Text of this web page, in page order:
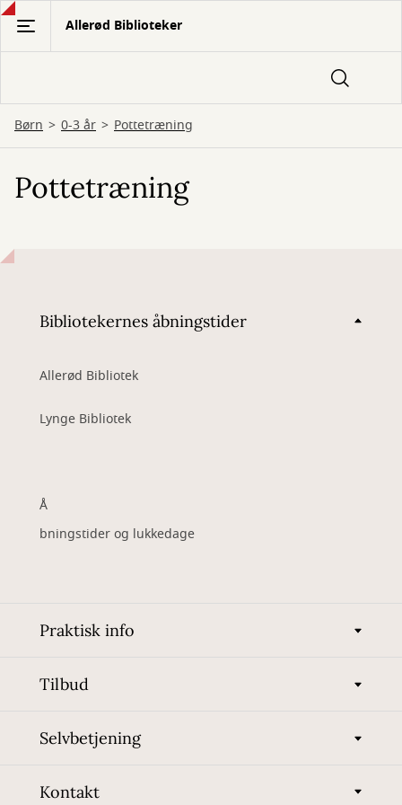
Gå
hovedindhold
Allerød Biblioteker
Børn 0-3 år Pottetræning
Pottetræning
Bibliotekernes åbningstider
Allerød Bibliotek
Lynge Bibliotek
Å
bningstider og lukkedage
Praktisk info
Tilbud
Selvbetjening
Kontakt